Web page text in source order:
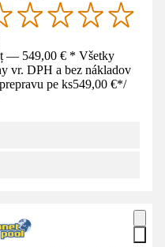
— 549,00 € * Všetky
vr. DPH a bez nákladov
pe ks549,00 €*/